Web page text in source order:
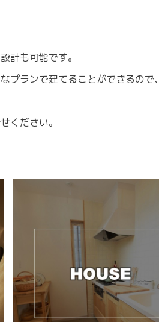
計も可能です。
プランで建てることができるの
ください。